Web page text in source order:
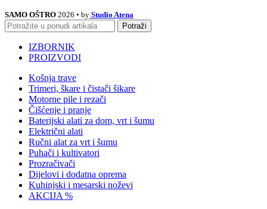
SAMO OŠTRO 2026 • by Studio Atena
Potraži
IZBORNIK
PROIZVODI
Košnja trave
Trimeri, škare i čistači šikare
Motorne pile i rezači
Čišćenje i pranje
Baterijski alati za dom, vrt i šumu
Električni alati
Ručni alat za vrt i šumu
Puhači i kultivatori
Prozračivači
Dijelovi i dodatna oprema
Kuhinjski i mesarski noževi
AKCIJA %